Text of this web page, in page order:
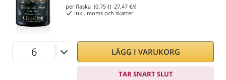
per flaska (0,75 ℓ) 27,47 €/ℓ
Inkl. moms och skatter
LÄGG I VARUKORG
TAR SNART SLUT